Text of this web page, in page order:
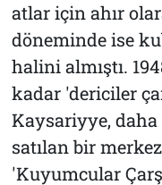
atlar için ahır
döneminde ise
halini almıştı.
kadar 'dericiler
Kaysariyye,
satılan bir
'Kuyumcular